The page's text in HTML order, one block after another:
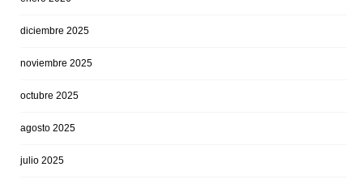
diciembre 2025
noviembre 2025
octubre 2025
agosto 2025
julio 2025